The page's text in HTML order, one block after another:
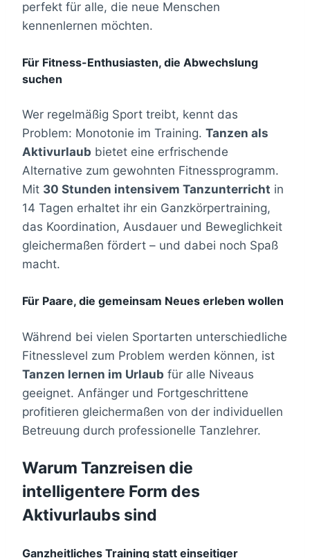
perfekt für alle, die neue Menschen
kennenlernen möchten.
Für Fitness-Enthusiasten, die Abwechslung
suchen
Wer regelmäßig Sport treibt, kennt das
Problem: Monotonie im Training. Tanzen als
Aktivurlaub bietet eine erfrischende
Alternative zum gewohnten Fitnessprogramm.
Mit 30 Stunden intensivem Tanzunterricht in
14 Tagen erhaltet ihr ein Ganzkörpertraining,
das Koordination, Ausdauer und Beweglichkeit
gleichermaßen fördert – und dabei noch Spaß
macht.
Für Paare, die gemeinsam Neues erleben wollen
Während bei vielen Sportarten unterschiedliche
Fitnesslevel zum Problem werden können, ist
Tanzen lernen im Urlaub für alle Niveaus
geeignet. Anfänger und Fortgeschrittene
profitieren gleichermaßen von der individuellen
Betreuung durch professionelle Tanzlehrer.
Warum Tanzreisen die
intelligentere Form des
Aktivurlaubs sind
Ganzheitliches Training statt einseitiger